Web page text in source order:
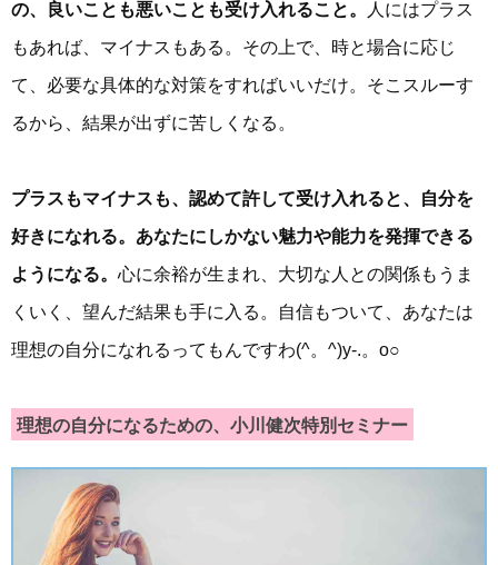
の、良いことも悪いことも受け入れること。
人にはプラス
もあれば、マイナスもある。その上で、時と場合に応じ
て、必要な具体的な対策をすればいいだけ。そこスルーす
るから、結果が出ずに苦しくなる。
プラスもマイナスも、認めて許して受け入れると、自分を
好きになれる。あなたにしかない魅力や能力を発揮できる
ようになる。 心に余裕が生まれ、大切な人との関係もうま
くいく、望んだ結果も手に入る。自信もついて、あなたは
理想の自分になれるってもんですわ(^。^)y-.。o○
理想の自分になるための、小川健次特別セミナー